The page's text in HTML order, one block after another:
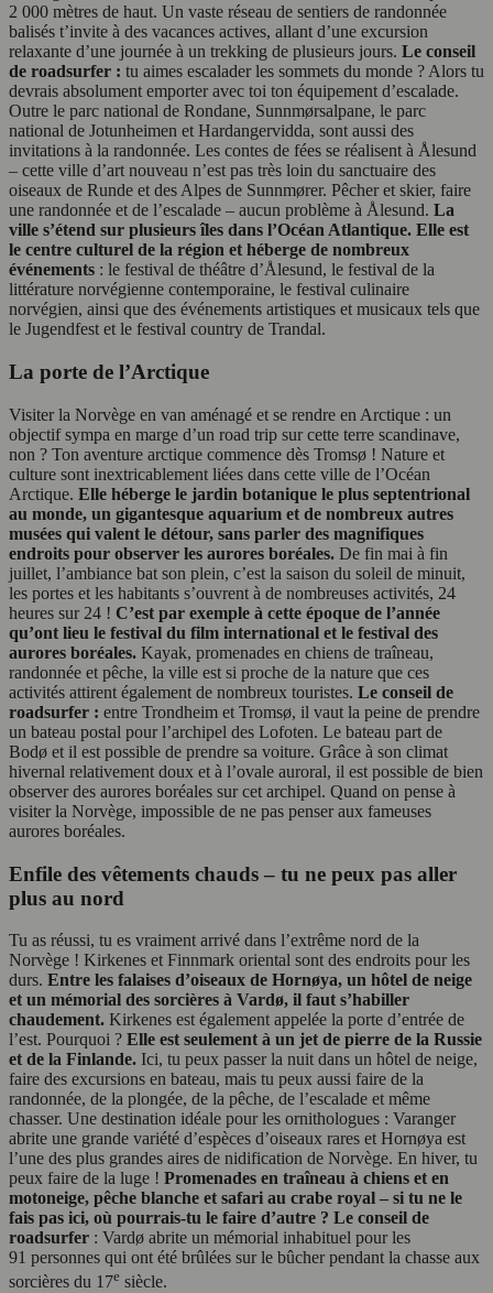
2 000 mètres de haut. Un vaste réseau de sentiers de randonnée
balisés t’invite à des vacances actives, allant d’une excursion
relaxante d’une journée à un trekking de plusieurs jours. Le conseil
de roadsurfer : tu aimes escalader les sommets du monde ? Alors tu
devrais absolument emporter avec toi ton équipement d’escalade.
Outre le parc national de Rondane, Sunnmørsalpane, le parc
national de Jotunheimen et Hardangervidda, sont aussi des
invitations à la randonnée. Les contes de fées se réalisent à Ålesund
– cette ville d’art nouveau n’est pas très loin du sanctuaire des
oiseaux de Runde et des Alpes de Sunnmører. Pêcher et skier, faire
une randonnée et de l’escalade – aucun problème à Ålesund. La
ville s’étend sur plusieurs îles dans l’Océan Atlantique. Elle est
le centre culturel de la région et héberge de nombreux
événements : le festival de théâtre d’Ålesund, le festival de la
littérature norvégienne contemporaine, le festival culinaire
norvégien, ainsi que des événements artistiques et musicaux tels que
le Jugendfest et le festival country de Trandal.
La porte de l’Arctique
Visiter la Norvège en van aménagé et se rendre en Arctique : un
objectif sympa en marge d’un road trip sur cette terre scandinave,
non ? Ton aventure arctique commence dès Tromsø ! Nature et
culture sont inextricablement liées dans cette ville de l’Océan
Arctique. Elle héberge le jardin botanique le plus septentrional
au monde, un gigantesque aquarium et de nombreux autres
musées qui valent le détour, sans parler des magnifiques
endroits pour observer les aurores boréales. De fin mai à fin
juillet, l’ambiance bat son plein, c’est la saison du soleil de minuit,
les portes et les habitants s’ouvrent à de nombreuses activités, 24
heures sur 24 ! C’est par exemple à cette époque de l’année
qu’ont lieu le festival du film international et le festival des
aurores boréales. Kayak, promenades en chiens de traîneau,
randonnée et pêche, la ville est si proche de la nature que ces
activités attirent également de nombreux touristes. Le conseil de
roadsurfer : entre Trondheim et Tromsø, il vaut la peine de prendre
un bateau postal pour l’archipel des Lofoten. Le bateau part de
Bodø et il est possible de prendre sa voiture. Grâce à son climat
hivernal relativement doux et à l’ovale auroral, il est possible de bien
observer des aurores boréales sur cet archipel. Quand on pense à
visiter la Norvège, impossible de ne pas penser aux fameuses
aurores boréales.
Enfile des vêtements chauds – tu ne peux pas aller
plus au nord
Tu as réussi, tu es vraiment arrivé dans l’extrême nord de la
Norvège ! Kirkenes et Finnmark oriental sont des endroits pour les
durs. Entre les falaises d’oiseaux de Hornøya, un hôtel de neige
et un mémorial des sorcières à Vardø, il faut s’habiller
chaudement. Kirkenes est également appelée la porte d’entrée de
l’est. Pourquoi ? Elle est seulement à un jet de pierre de la Russie
et de la Finlande. Ici, tu peux passer la nuit dans un hôtel de neige,
faire des excursions en bateau, mais tu peux aussi faire de la
randonnée, de la plongée, de la pêche, de l’escalade et même
chasser. Une destination idéale pour les ornithologues : Varanger
abrite une grande variété d’espèces d’oiseaux rares et Hornøya est
l’une des plus grandes aires de nidification de Norvège. En hiver, tu
peux faire de la luge ! Promenades en traîneau à chiens et en
motoneige, pêche blanche et safari au crabe royal – si tu ne le
fais pas ici, où pourrais-tu le faire d’autre ? Le conseil de
roadsurfer : Vardø abrite un mémorial inhabituel pour les
91 personnes qui ont été brûlées sur le bûcher pendant la chasse aux
sorcières du 17e siècle.